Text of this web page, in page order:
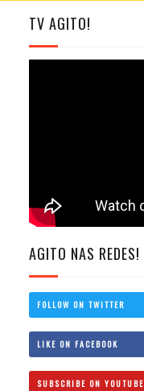
TV AGITO!
AGITO NAS REDES!
FOLLOW ON TWITTER
LIKE ON FACEBOOK
SUBSCRIBE ON YOUTUBE